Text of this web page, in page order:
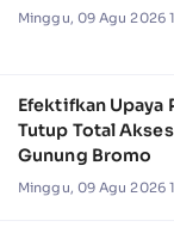
Minggu, 09 Agu 2026
Efektifkan Upaya
Tutup Total
Gunung Bromo
Minggu, 09 Agu 2026